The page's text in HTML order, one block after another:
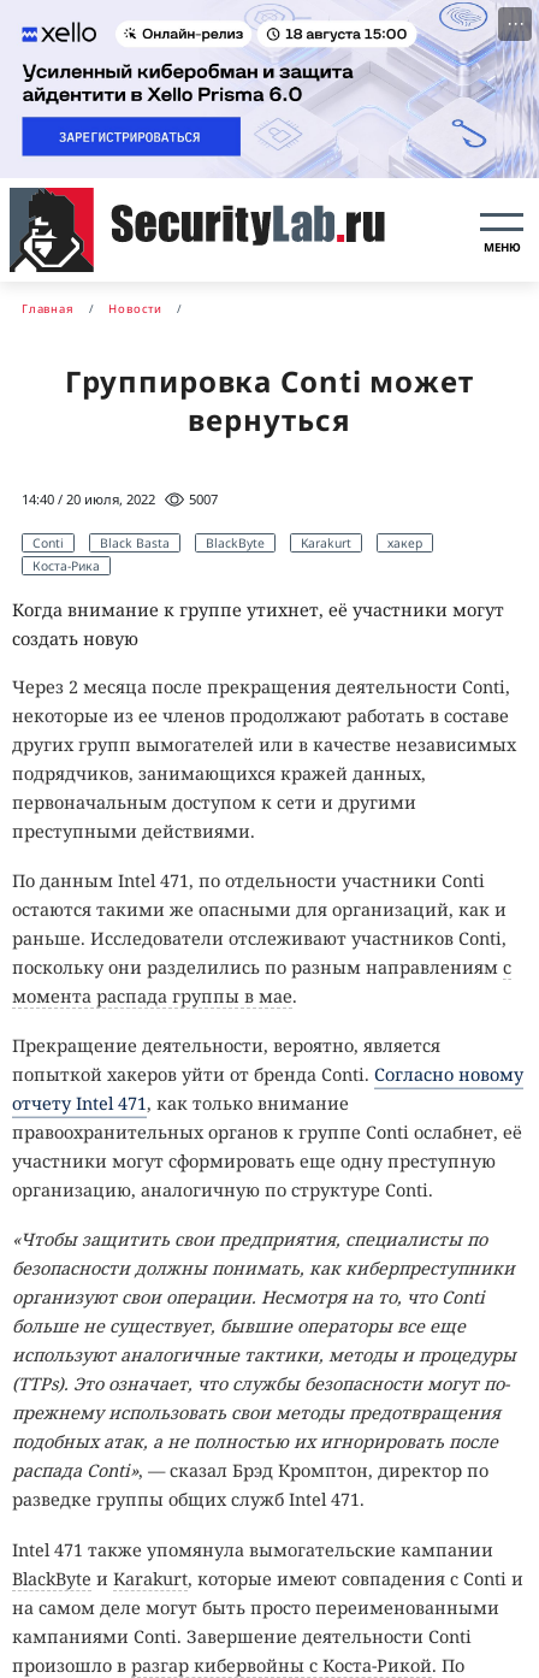
···
МЕНЮ
Главная Новости
Группировка Conti может
вернуться
14:40 / 20 июля, 2022 5007
Conti Black Basta BlackByte Karakurt
хакер
Коста-Рика
Когда внимание к группе утихнет, её участники могут
создать новую
Через 2 месяца после прекращения деятельности Conti,
некоторые из ее членов продолжают работать в составе
других групп вымогателей или в качестве независимых
подрядчиков, занимающихся кражей данных,
первоначальным доступом к сети и другими
преступными действиями.
По данным Intel 471, по отдельности участники Conti
остаются такими же опасными для организаций, как и
раньше. Исследователи отслеживают участников Conti,
поскольку они разделились по разным направлениям с
момента распада группы в мае.
Прекращение деятельности, вероятно, является
попыткой хакеров уйти от бренда Conti. Согласно новому
отчету Intel 471, как только внимание
правоохранительных органов к группе Conti ослабнет, её
участники могут сформировать еще одну преступную
организацию, аналогичную по структуре Conti.
«Чтобы защитить свои предприятия, специалисты по
безопасности должны понимать, как киберпреступники
организуют свои операции. Несмотря на то, что Conti
больше не существует, бывшие операторы все еще
используют аналогичные тактики, методы и процедуры
(TTPs). Это означает, что службы безопасности могут по-
прежнему использовать свои методы предотвращения
подобных атак, а не полностью их игнорировать после
распада Conti», — сказал Брэд Кромптон, директор по
разведке группы общих служб Intel 471.
Intel 471 также упомянула вымогательские кампании
BlackByte и Karakurt, которые имеют совпадения с Conti и
на самом деле могут быть просто переименованными
кампаниями Conti. Завершение деятельности Conti
произошло в разгар кибервойны с Коста-Рикой. По